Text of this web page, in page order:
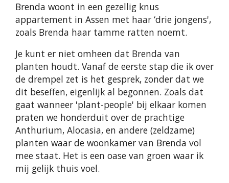
Brenda woont in een gezellig knus
appartement in Assen met haar ‘drie jongens',
zoals Brenda haar tamme ratten noemt.
Je kunt er niet omheen dat Brenda van
planten houdt. Vanaf de eerste stap die ik over
de drempel zet is het gesprek, zonder dat we
dit beseffen, eigenlijk al begonnen. Zoals dat
gaat wanneer 'plant-people' bij elkaar komen
praten we honderduit over de prachtige
Anthurium, Alocasia, en andere (zeldzame)
planten waar de woonkamer van Brenda vol
mee staat. Het is een oase van groen waar ik
mij gelijk thuis voel.